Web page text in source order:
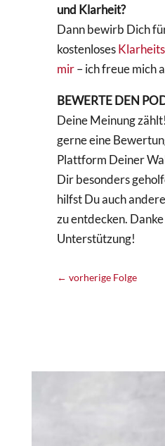
und Klarheit?
Dann bewirb Dich
kostenloses
mir– ich freue mich
BEWERTE DEN
Deine Meinung
gerne eine
Plattform Deiner
Dir besonders
hilfst Du auch
zu entdecken.
Unterstützung!
← vorherige Folge